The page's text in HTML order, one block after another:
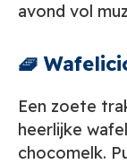
avond vol
🧇
Een zoete
heerlijke
chocomelk.